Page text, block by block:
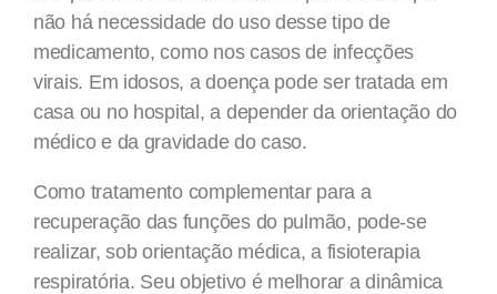
não há necessidade do uso desse tipo de
medicamento, como nos casos de infecções
virais. Em idosos, a doença pode ser tratada em
casa ou no hospital, a depender da orientação do
médico e da gravidade do caso.
Como tratamento complementar para a
recuperação das funções do pulmão, pode-se
realizar, sob orientação médica, a fisioterapia
respiratória. Seu objetivo é melhorar a dinâmica